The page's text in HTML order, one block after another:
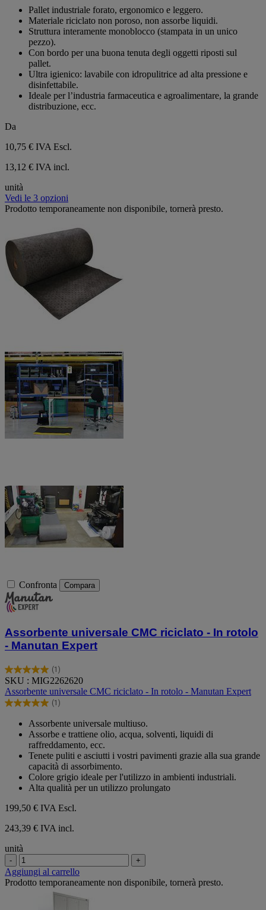
recensione
recensione
Pallet industriale forato, ergonomico e leggero.
Materiale riciclato non poroso, non assorbe liquidi.
Struttura interamente monoblocco (stampata in un unico
pezzo).
Con bordo per una buona tenuta degli oggetti riposti sul
pallet.
Ultra igienico: lavabile con idropulitrice ad alta pressione e
disinfettabile.
Ideale per l’industria farmaceutica e agroalimentare, la grande
distribuzione, ecc.
Da
10,75 € IVA Escl.
13,12 € IVA incl.
unità
Vedi le 3 opzioni
Prodotto temporaneamente non disponibile, tornerà presto.
Confronta Compara
Assorbente universale CMC riciclato - In rotolo
- Manutan Expert
(1)
5.0
su
5
stelle.
recensione
SKU : MIG2262620
Assorbente universale CMC riciclato - In rotolo - Manutan Expert
(1)
5.0
stelle.
recensione
Assorbente universale multiuso.
Assorbe e trattiene olio, acqua, solventi, liquidi di
raffreddamento, ecc.
Tenete puliti e asciutti i vostri pavimenti grazie alla sua grande
capacità di assorbimento.
Colore grigio ideale per l'utilizzo in ambienti industriali.
Alta qualità per un utilizzo prolungato
199,50 € IVA Escl.
243,39 € IVA incl.
unità
- +
Aggiungi al carrello
Prodotto temporaneamente non disponibile, tornerà presto.